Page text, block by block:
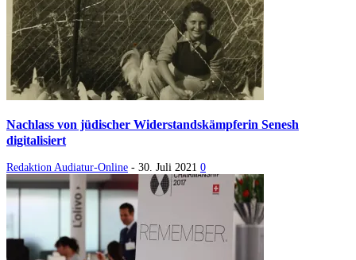
Nachlass von jüdischer Widerstandskämpferin Senesh
digitalisiert
Redaktion Audiatur-Online - 30. Juli 2021 0